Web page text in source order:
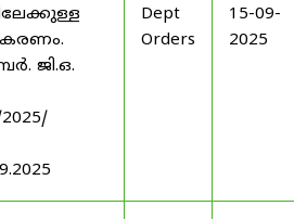
ജി.ഒ.
Dept
Orders
15-09-
2025